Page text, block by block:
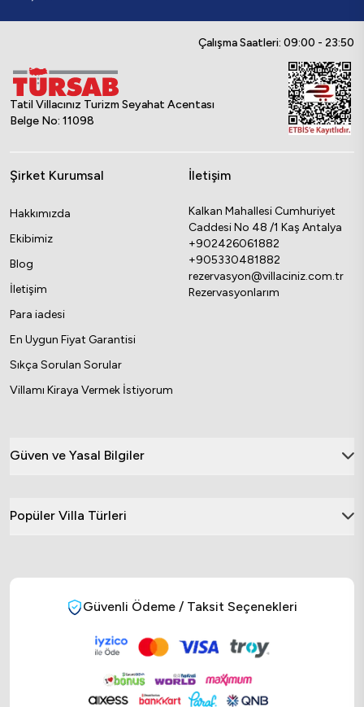
Çalışma Saatleri: 09:00 - 23:50
Tatil Villacınız Turizm Seyahat Acentası
Belge No: 11098
Şirket Kurumsal
Hakkımızda
Ekibimiz
Blog
İletişim
Para iadesi
En Uygun Fiyat Garantisi
Sıkça Sorulan Sorular
Villamı Kiraya Vermek İstiyorum
İletişim
Kalkan Mahallesi Cumhuriyet
Caddesi No 48 /1 Kaş Antalya
+902426061882
+905330481882
rezervasyon@villaciniz.com.tr
Rezervasyonlarım
Güven ve Yasal Bilgiler
Popüler Villa Türleri
Güvenli Ödeme / Taksit Seçenekleri